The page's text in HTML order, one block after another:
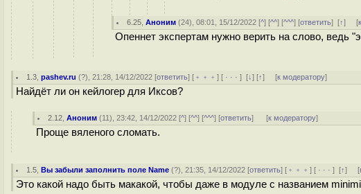
6.25 ,Аноним (24), 08:01, 15/12/2022 [^] [^^] [^^^] [ответить][↑] [
Опеннет экспертам нужно верить на слово, ведь
1.3 ,pashev.ru (?), 21:28, 14/12/2022 [ответить] [ ﹢﹢﹢] [ · · ·][↓] [↑] [к модератору]
Найдёт ли он кейлогер для Иксов?
2.12 ,Аноним (11), 23:42, 14/12/2022 [^] [^^] [^^^] [ответить] [к модератору]
Проще вяленого сломать.
1.5 ,Вы забыли заполнить поле Name (?), 21:35, 14/12/2022 [ответить] [ ﹢﹢﹢] [ · · ·][↑] [
Это какой надо быть макакой, чтобы даже в модуле с названием